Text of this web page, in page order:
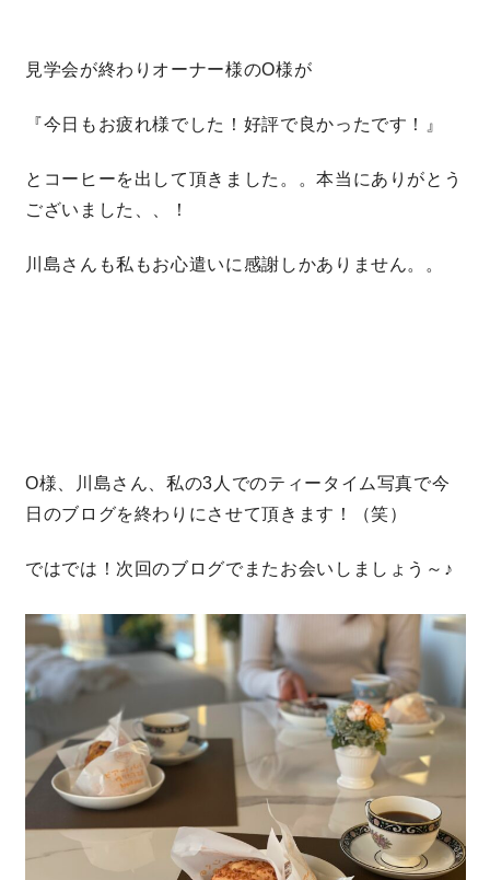
見学会が終わりオーナー様のO様が
『今日もお疲れ様でした！好評で良かったです！』
とコーヒーを出して頂きました。。本当にありがとう
ございました、、！
川島さんも私もお心遣いに感謝しかありません。。
O様、川島さん、私の3人でのティータイム写真で今
日のブログを終わりにさせて頂きます！（笑）
ではでは！次回のブログでまたお会いしましょう～♪